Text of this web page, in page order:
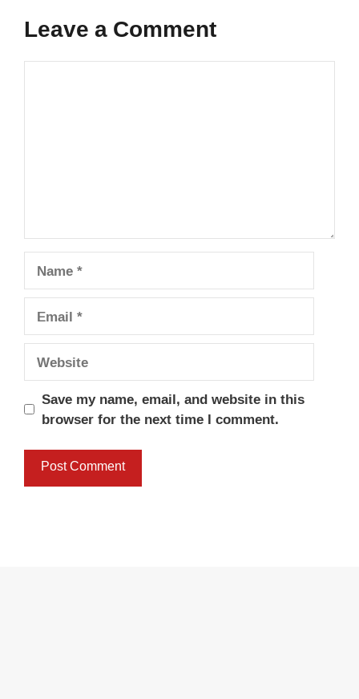
Leave a Comment
Comment
Name
Email
Website
Save my name, email, and website in this
browser for the next time I comment.